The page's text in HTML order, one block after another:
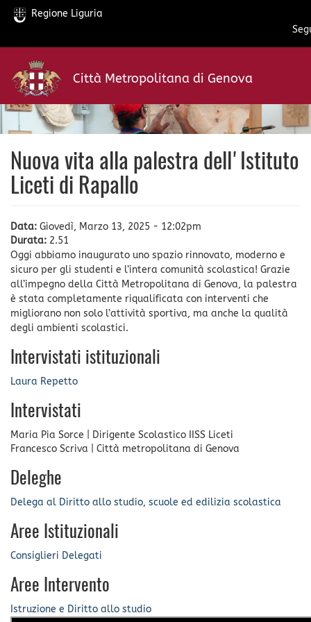
Salta
contenuto
principale
Regione Liguria
Città Metropolitana di Genova
Nuova vita alla palestra dell'Istituto
Liceti di Rapallo
Data: Giovedì, Marzo 13, 2025 - 12:02pm
Durata: 2.51
Oggi abbiamo inaugurato uno spazio rinnovato, moderno e
sicuro per gli studenti e l’intera comunità scolastica! Grazie
all’impegno della Città Metropolitana di Genova, la palestra
è stata completamente riqualificata con interventi che
migliorano non solo l’attività sportiva, ma anche la qualità
degli ambienti scolastici.
Intervistati istituzionali
Laura Repetto
Intervistati
Maria Pia Sorce
Dirigente Scolastico IISS Liceti
Francesco Scriva
Città metropolitana di Genova
Deleghe
Delega al Diritto allo studio, scuole ed edilizia scolastica
Aree Istituzionali
Consiglieri Delegati
Aree Intervento
Istruzione e Diritto allo studio